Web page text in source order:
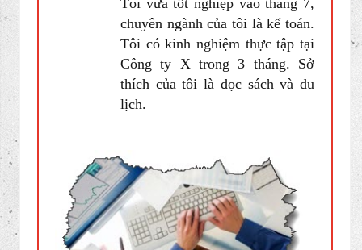
biết sơ qua về bạn?)
My name’s Pham Thai Son.
I’m 34 years old and I’m single.
I have just graduated from
experience as an internship at X
company. I like reading books
and travelling.Point 1
Tôi tên là Phạm Thái Sơn.